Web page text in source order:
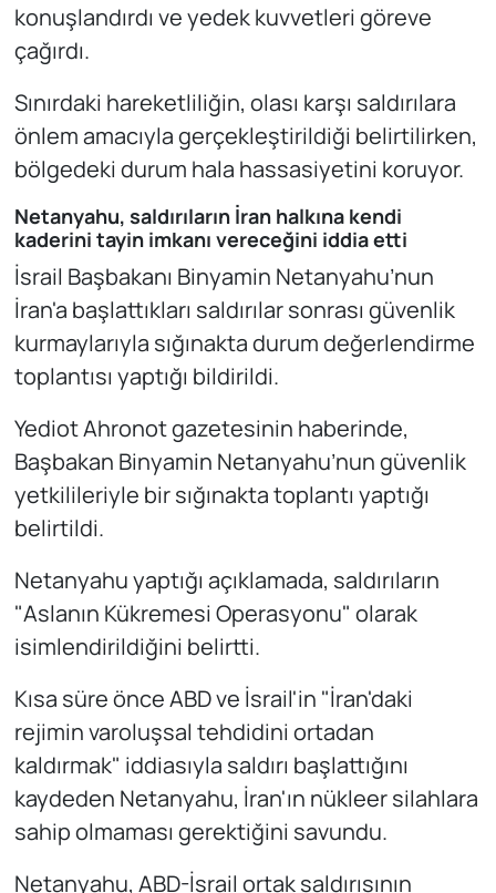
konuşlandırdı ve yedek kuvvetleri göreve
çağırdı.
Sınırdaki hareketliliğin, olası karşı saldırılara
önlem amacıyla gerçekleştirildiği belirtilirken,
bölgedeki durum hala hassasiyetini koruyor.
Netanyahu, saldırıların İran halkına kendi
kaderini tayin imkanı vereceğini iddia etti
İsrail Başbakanı Binyamin Netanyahu’nun
İran'a başlattıkları saldırılar sonrası güvenlik
kurmaylarıyla sığınakta durum değerlendirme
toplantısı yaptığı bildirildi.
Yediot Ahronot gazetesinin haberinde,
Başbakan Binyamin Netanyahu’nun güvenlik
yetkilileriyle bir sığınakta toplantı yaptığı
belirtildi.
Netanyahu yaptığı açıklamada, saldırıların
"Aslanın Kükremesi Operasyonu" olarak
isimlendirildiğini belirtti.
Kısa süre önce ABD ve İsrail'in "İran'daki
rejimin varoluşsal tehdidini ortadan
kaldırmak" iddiasıyla saldırı başlattığını
kaydeden Netanyahu, İran'ın nükleer silahlara
sahip olmaması gerektiğini savundu.
Netanyahu, ABD-İsrail ortak saldırısının